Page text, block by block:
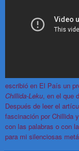
escribió en El País un
Chillida-Leku, en el que
Después de leer el
fascinación por Chillida
con las palabras o con
para mi silenciosas